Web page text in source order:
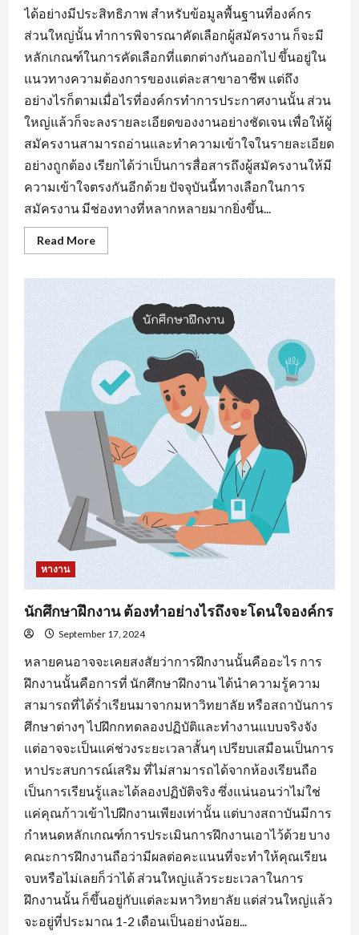
ได้อย่างมีประสิทธิภาพ สำหรับข้อมูลพื้นฐานที่องค์กร
ส่วนใหญ่นั้น ทำการพิจารณาคัดเลือกผู้สมัครงาน ก็จะมี
หลักเกณฑ์ในการคัดเลือกที่แตกต่างกันออกไป ขึ้นอยู่ใน
แนวทางความต้องการของแต่ละสาขาอาชีพ แต่ถึง
อย่างไรก็ตามเมื่อไรที่องค์กรทำการประกาศงานนั้น ส่วน
ใหญ่แล้วก็จะลงรายละเอียดของงานอย่างชัดเจน เพื่อให้ผู้
สมัครงานสามารถอ่านและทำความเข้าใจในรายละเอียด
อย่างถูกต้อง เรียกได้ว่าเป็นการสื่อสารถึงผู้สมัครงานให้มี
ความเข้าใจตรงกันอีกด้วย ปัจจุบันนี้ทางเลือกในการ
สมัครงาน มีช่องทางที่หลากหลายมากยิ่งขึ้น...
Read MoreRead
more
ยม
ความ
รับมือ
การ
หา
งาน
หางาน
นักศึกษาฝึกงาน ต้องทำอย่างไรถึงจะโดนใจองค์กร
September 17, 2024
หลายคนอาจจะเคยสงสัยว่าการฝึกงานนั้นคืออะไร การ
ฝึกงานนั้นคือการที่ นักศึกษาฝึกงาน ได้นำความรู้ความ
สามารถที่ได้ร่ำเรียนมาจากมหาวิทยาลัย หรือสถาบันการ
ศึกษาต่างๆ ไปฝึกกทดลองปฏิบัติและทำงานแบบจริงจัง
แต่อาจจะเป็นแค่ช่วงระยะเวลาสั้นๆ เปรียบเสมือนเป็นการ
หาประสบการณ์เสริม ที่ไม่สามารถได้จากห้องเรียนถือ
เป็นการเรียนรู้และได้ลองปฏิบัติจริง ซึ่งแน่นอนว่าไม่ใช่
แค่คุณก้าวเข้าไปฝึกงานเพียงเท่านั้น แต่บางสถาบันมีการ
กำหนดหลักเกณฑ์การประเมินการฝึกงานเอาไว้ด้วย บาง
คณะการฝึกงานถือว่ามีผลต่อคะแนนที่จะทำให้คุณเรียน
จบหรือไม่เลยก็ว่าได้ ส่วนใหญ่แล้วระยะเวลาในการ
ฝึกงานนั้น ก็ขึ้นอยู่กับแต่ละมหาวิทยาลัย แต่ส่วนใหญ่แล้ว
จะอยู่ที่ประมาณ 1-2 เดือนเป็นอย่างน้อย...